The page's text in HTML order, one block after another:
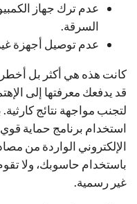
عدم ترك جهاز
السرقة.
عدم توصيل أجهزة
كانت هذه هي أكثر بل أخطر
قد يدفعك معرفتها إلى
لتجنب مواجهة نتائج
استخدام برنامج حماية
الإلكتروني الواردة من
باستخدام حاسوبك، ولا
غير رسمية.